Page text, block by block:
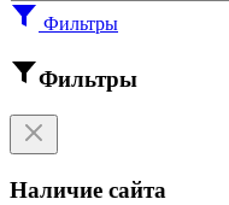
Фильтры
Фильтры
Наличие сайта